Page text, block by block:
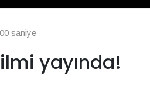
saniye
yayında!